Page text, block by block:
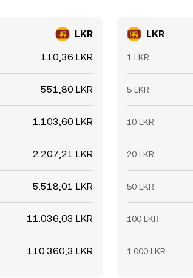
LKR
110,36 LKR
551,80 LKR
1.103,60 LKR
2.207,21 LKR
5.518,01 LKR
11.036,03 LKR
110.360,3 LKR
LKR
1 LKR
5 LKR
10 LKR
20 LKR
50 LKR
100 LKR
1.000 LKR